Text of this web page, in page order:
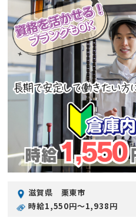
滋賀県 栗東市
時給1,550円〜1,938円